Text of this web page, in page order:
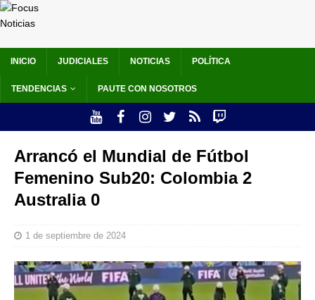
INICIO JUDICIALES NOTICIAS POLÍTICA
TENDENCIAS PAUTE CON NOSOTROS
Arrancó el Mundial de Fútbol
Femenino Sub20: Colombia 2
Australia 0
1 de septiembre de 2024